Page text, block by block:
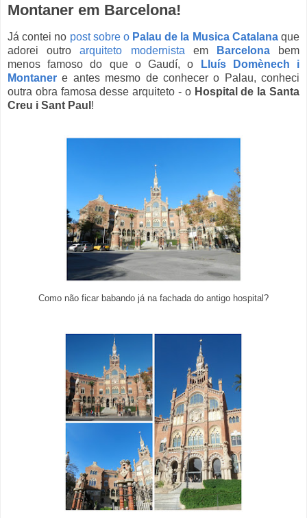
Montaner em Barcelona!
Já contei no post sobre o Palau de la Musica Catalanaque
adorei outroarquiteto modernista em Barcelonabem
menos famoso do que o Gaudí, o
Lluís Domènech i
Montaner e antes mesmo de conhecer o Palau, conheci
outra obra famosa desse arquiteto - o Hospital de la Santa
Creu i Sant Paul !
Como não ficar babando já na fachada do antigo hospital?